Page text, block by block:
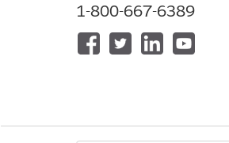
1-800-667-6389